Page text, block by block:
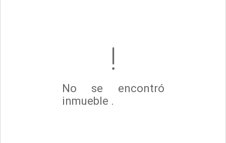
No se encontró
inmueble .